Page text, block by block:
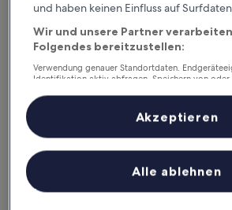
Arahra Hotel
Arahra Hotel
2.5-
Sterne-
Unterkunft
Aparecida de Goiania
7.6
10,
(17
Bewertungen)
7,6/10 Gut (17 Bewertungen)
Hotel Real Executive
und haben keinen Einfluss auf
Wir und unsere Partner
Folgendes bereitzustellen:
Verwendung genauer Standortdaten.
Identifikation aktiv abfragen. Speichern von
Inhalte, Messung von Werbeleistung und der
Zielgruppenforschung sowie Entwicklung und
Liste der Partner (Lieferanten)
Alle ablehnen
Akzeptieren